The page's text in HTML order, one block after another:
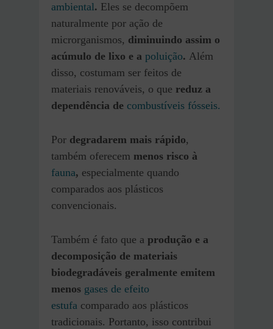
ambiental. Eles se decompõem
naturalmente por ação de
microrganismos, diminuindo assim o
acúmulo de lixo e a poluição. Além
disso, costumam ser feitos de
materiais renováveis, o que reduz a
dependência de combustíveis fósseis.
Por degradarem mais rápido,
também oferecem menos risco à
fauna, especialmente quando
comparados aos plásticos
convencionais.
Também é fato que a produção e a
decomposição de materiais
biodegradáveis geralmente emitem
menos gases de efeito
estufa comparado aos plásticos
tradicionais. Portanto, isso contribui